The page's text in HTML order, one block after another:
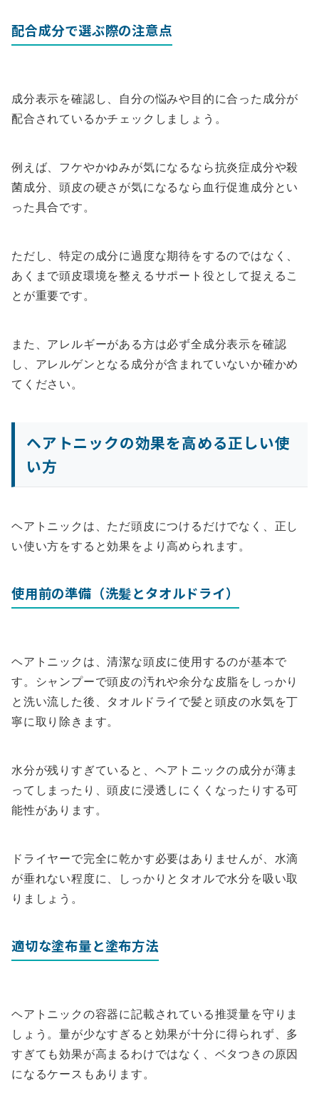
配合成分で選ぶ際の注意点
成分表示を確認し、自分の悩みや目的に合った成分が
配合されているかチェックしましょう。
例えば、フケやかゆみが気になるなら抗炎症成分や殺
菌成分、頭皮の硬さが気になるなら血行促進成分とい
った具合です。
ただし、特定の成分に過度な期待をするのではなく、
あくまで頭皮環境を整えるサポート役として捉えるこ
とが重要です。
また、アレルギーがある方は必ず全成分表示を確認
し、アレルゲンとなる成分が含まれていないか確かめ
てください。
ヘアトニックの効果を高める正しい使
い方
ヘアトニックは、ただ頭皮につけるだけでなく、正し
い使い方をすると効果をより高められます。
使用前の準備（洗髪とタオルドライ）
ヘアトニックは、清潔な頭皮に使用するのが基本で
す。シャンプーで頭皮の汚れや余分な皮脂をしっかり
と洗い流した後、タオルドライで髪と頭皮の水気を丁
寧に取り除きます。
水分が残りすぎていると、ヘアトニックの成分が薄ま
ってしまったり、頭皮に浸透しにくくなったりする可
能性があります。
ドライヤーで完全に乾かす必要はありませんが、水滴
が垂れない程度に、しっかりとタオルで水分を吸い取
りましょう。
適切な塗布量と塗布方法
ヘアトニックの容器に記載されている推奨量を守りま
しょう。量が少なすぎると効果が十分に得られず、多
すぎても効果が高まるわけではなく、ベタつきの原因
になるケースもあります。